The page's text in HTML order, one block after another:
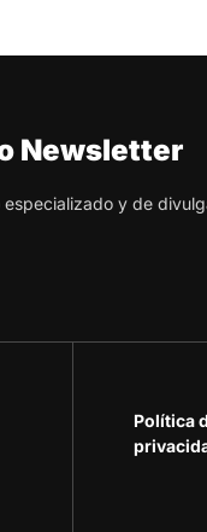
Newsletter
y de
Política